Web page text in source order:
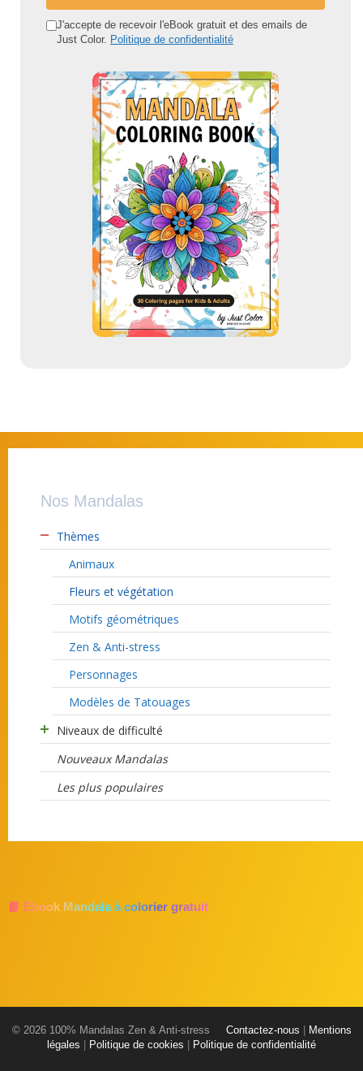
d J'accepte de recevoir l'eBook gratuit et des emails de
Just Color. Politique de confidentialité
Nos Mandalas
Thèmes
Animaux
Fleurs et végétation
Motifs géométriques
Zen & Anti-stress
Personnages
Modèles de Tatouages
Niveaux de difficulté
Nouveaux Mandalas
Les plus populaires
📘 Ebook Mandala à colorier gratuit
© 2026 100% Mandalas Zen & Anti-stress Contactez-nous
Mentions
légales
Politique de cookies Politique de confidentialité